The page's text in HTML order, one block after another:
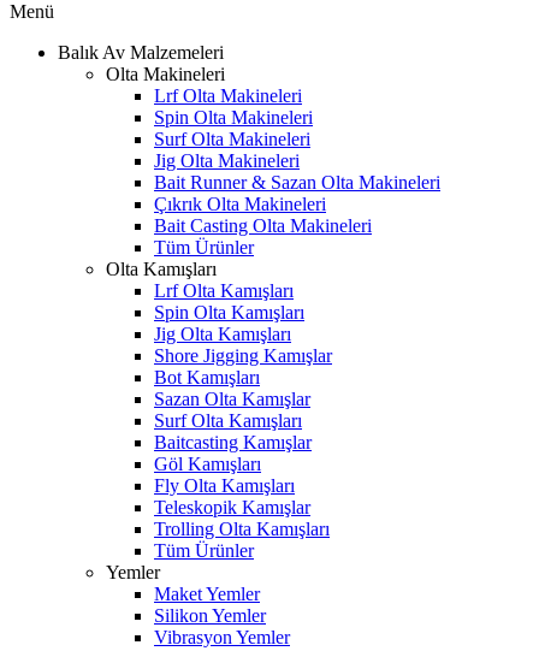
Menü
Balık Av Malzemeleri
Olta Makineleri
Lrf Olta Makineleri
Spin Olta Makineleri
Surf Olta Makineleri
Jig Olta Makineleri
Bait Runner & Sazan Olta Makineleri
Çıkrık Olta Makineleri
Bait Casting Olta Makineleri
Tüm Ürünler
Olta Kamışları
Lrf Olta Kamışları
Spin Olta Kamışları
Jig Olta Kamışları
Shore Jigging Kamışlar
Bot Kamışları
Sazan Olta Kamışlar
Surf Olta Kamışları
Baitcasting Kamışlar
Göl Kamışları
Fly Olta Kamışları
Teleskopik Kamışlar
Trolling Olta Kamışları
Tüm Ürünler
Yemler
Maket Yemler
Silikon Yemler
Vibrasyon Yemler